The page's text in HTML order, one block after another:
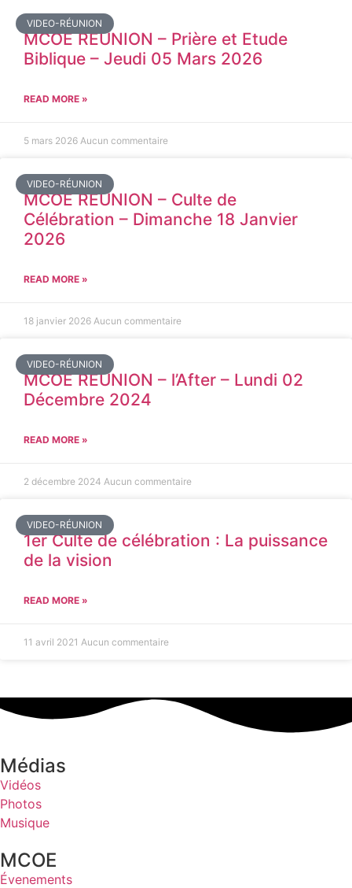
VIDEO-RÉUNION
MCOE REUNION – Prière et Etude
Biblique – Jeudi 05 Mars 2026
READ MORE »
5 mars 2026 Aucun commentaire
VIDEO-RÉUNION
MCOE REUNION – Culte de
Célébration – Dimanche 18 Janvier
2026
READ MORE »
18 janvier 2026 Aucun commentaire
VIDEO-RÉUNION
MCOE REUNION – l’After – Lundi 02
Décembre 2024
READ MORE »
2 décembre 2024 Aucun commentaire
VIDEO-RÉUNION
1er Culte de célébration : La puissance
de la vision
READ MORE »
11 avril 2021 Aucun commentaire
Médias
Vidéos
Photos
Musique
MCOE
Évenements